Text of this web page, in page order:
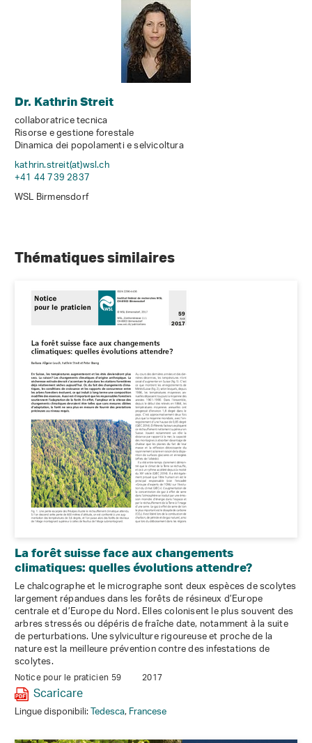
Dr. Kathrin Streit
collaboratrice tecnica
Risorse e gestione forestale
Dinamica dei popolamenti e selvicoltura
kathrin.streit(at)wsl.ch
+41 44 739 2837
WSL Birmensdorf
Thématiques similaires
La forêt suisse face aux changements
climatiques: quelles évolutions attendre?
Le chalcographe et le micrographe sont deux espèces de scolytes
largement répandues dans les forêts de résineux d’Europe
centrale et d’Europe du Nord. Elles colonisent le plus souvent des
arbres stressés ou dépéris de fraîche date, notamment à la suite
de perturbations. Une sylviculture rigoureuse et proche de la
nature est la meilleure prévention contre des infestations de
scolytes.
Notice pour le praticien 59 2017
Scaricare
Lingue disponibili:Tedesca,Francese